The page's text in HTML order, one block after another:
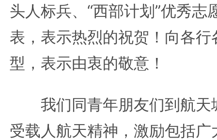
头人标兵、“西部计划”优秀志
表，表示热烈的祝贺！向各
型，表示由衷的敬意！
我们同青年朋友们到航天
受载人航天精神，激励包括